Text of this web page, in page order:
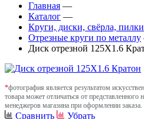
Главная —
Каталог —
Круги, диски, свёрла, пилки
Отрезные круги по металлу
Диск отрезной 125Х1.6
*фотография является результатом
товара может отличаться от представленного
менеджеров магазина при оформлении заказа.
Сравнить Убрать